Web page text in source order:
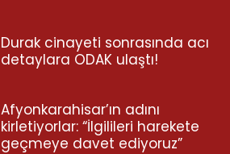
Durak cinayeti sonrasında acı
detaylara ODAK ulaştı!
Afyonkarahisar’ın adını
kirletiyorlar: “İlgilileri harekete
geçmeye davet ediyoruz”